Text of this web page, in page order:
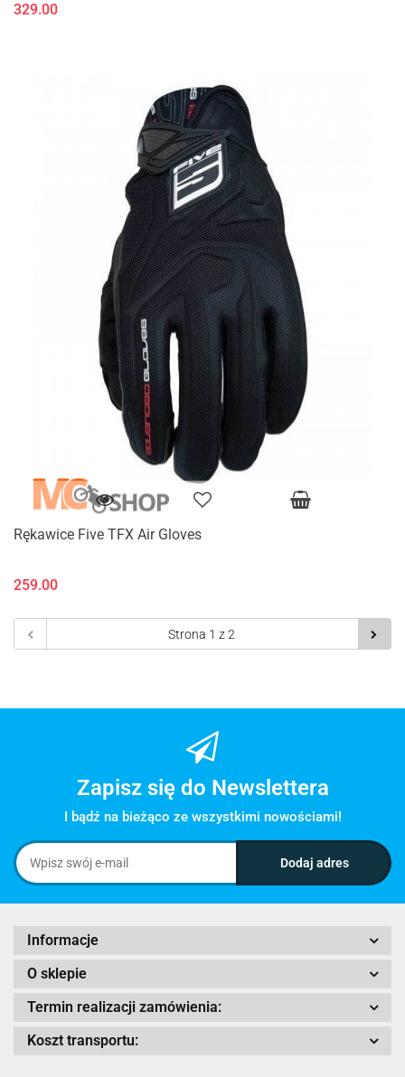
329.00
Rękawice Five TFX Air Gloves
259.00
Zapisz się do Newslettera
I bądź na bieżąco ze wszystkimi nowościami!
Informacje
O sklepie
Termin realizacji zamówienia:
Koszt transportu: